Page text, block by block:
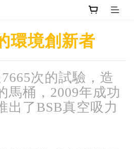
環境創新者
次的試驗，造
馬桶，2009年成功
出了BSB真空吸力